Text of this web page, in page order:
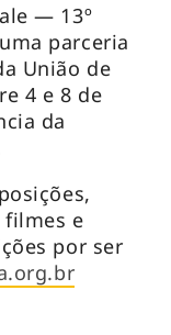
— 13º
parceria
União de
4 e 8 de
da
filmes e
por ser